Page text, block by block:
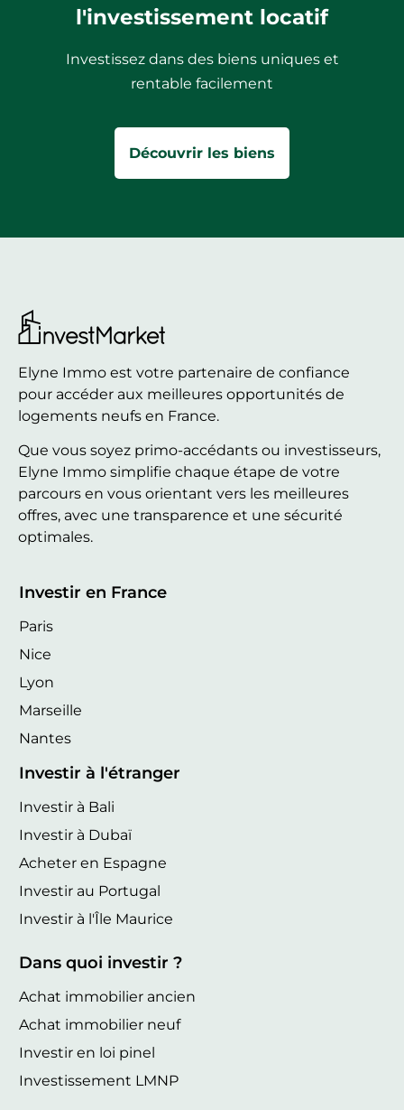
l'investissement locatif
Investissez dans des biens uniques et
rentable facilement
Découvrir les biens
Elyne Immo est votre partenaire de confiance
pour accéder aux meilleures opportunités de
logements neufs en France.
Que vous soyez primo-accédants ou investisseurs,
Elyne Immo simplifie chaque étape de votre
parcours en vous orientant vers les meilleures
offres, avec une transparence et une sécurité
optimales.
Investir en France
Paris
Nice
Lyon
Marseille
Nantes
Investir à l'étranger
Investir à Bali
Investir à Dubaï
Acheter en Espagne
Investir au Portugal
Investir à l'Île Maurice
Dans quoi investir ?
Achat immobilier ancien
Achat immobilier neuf
Investir en loi pinel
Investissement LMNP